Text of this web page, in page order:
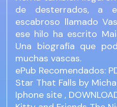
de desterrados, a
escabroso llamado
ese hilo ha escrito
Una biografía que
muchas vascas.
ePub Recomendados:
Star That Falls by
Iphonesite ,